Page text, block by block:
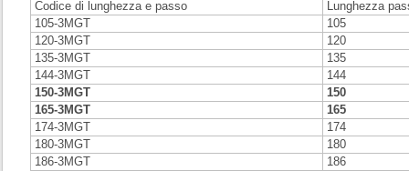
Codice di lunghezza e passo
Lunghezza
105-3MGT
105
120-3MGT
120
135-3MGT
135
144-3MGT
144
150-3MGT
150
165-3MGT
165
174-3MGT
174
180-3MGT
180
186-3MGT
186